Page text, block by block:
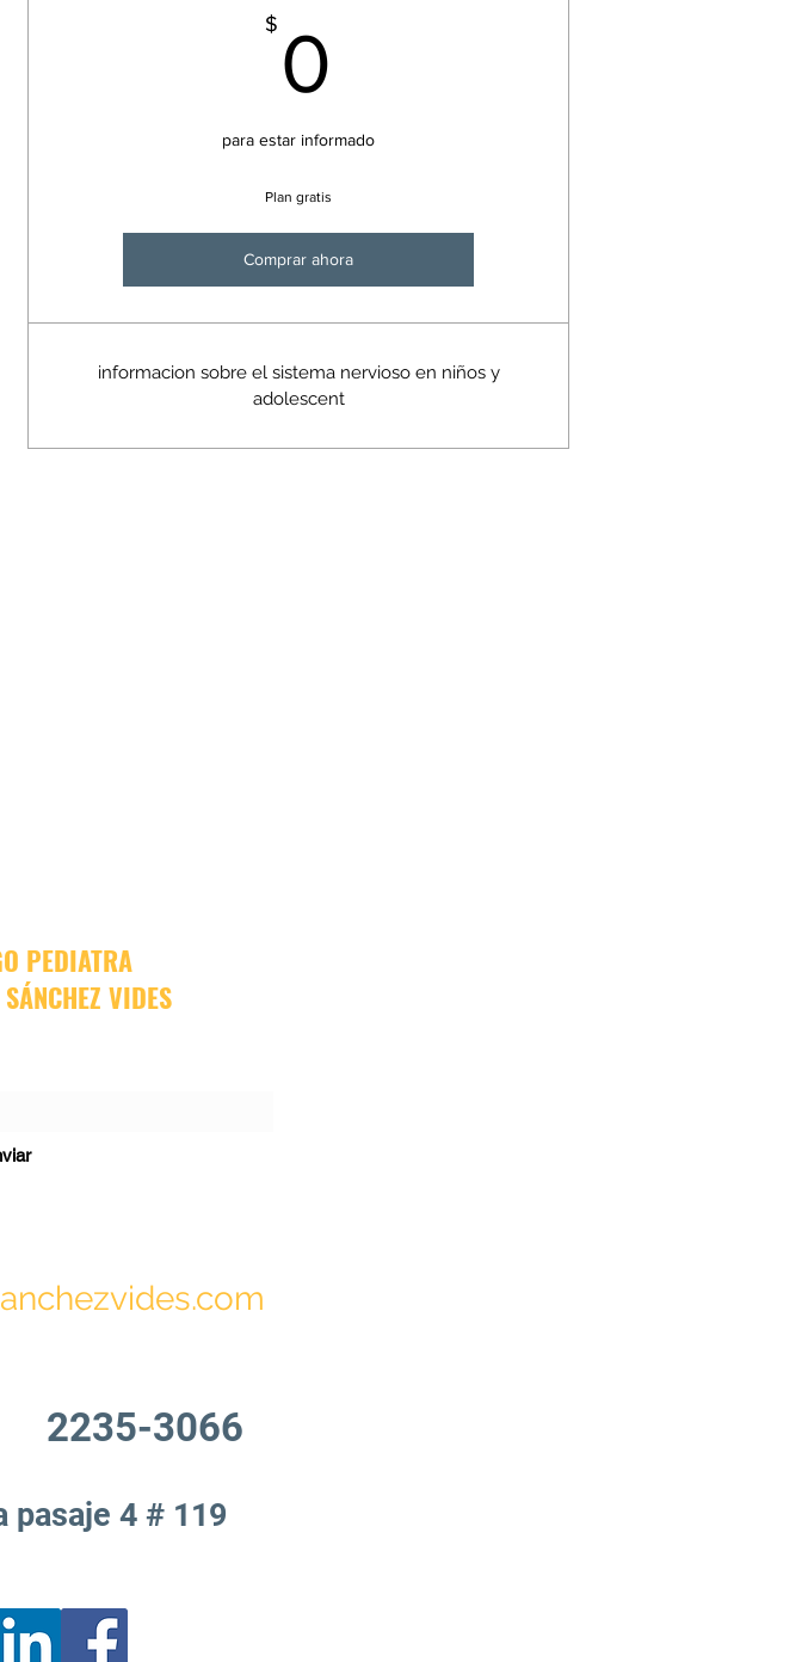
$ 0
para estar informado
Plan gratis
Comprar ahora
informacion sobre el sistema nervioso en niños y
adolescent
PEDIATRA
VIDES
2235-3066
pasaje 4 # 119